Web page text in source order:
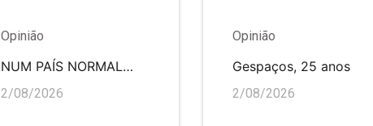
Opinião
NUM PAÍS NORMAL…
2/08/2026
Opinião
Gespaços, 25 anos
2/08/2026